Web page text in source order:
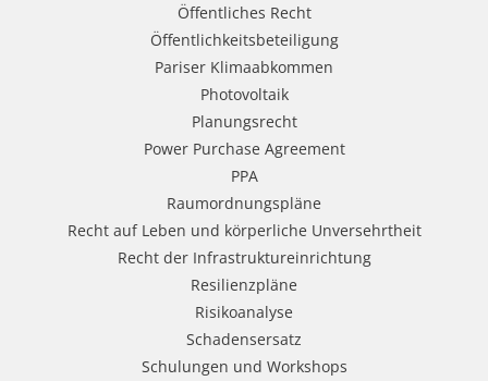
Öffentliches Recht
Öffentlichkeitsbeteiligung
Pariser Klimaabkommen
Photovoltaik
Planungsrecht
Power Purchase Agreement
PPA
Raumordnungspläne
Recht auf Leben und körperliche Unversehrtheit
Recht der Infrastruktureinrichtung
Resilienzpläne
Risikoanalyse
Schadensersatz
Schulungen und Workshops